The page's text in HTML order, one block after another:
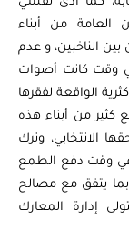
من أبناء
الناخبين، و عدم
وقت كانت أصوات
الواقعة لفقرها
من أبناء هذه
الانتخابي، وترك
وقت دفع الطمع
بما يتفق مع مصالح
إدارة المعارك